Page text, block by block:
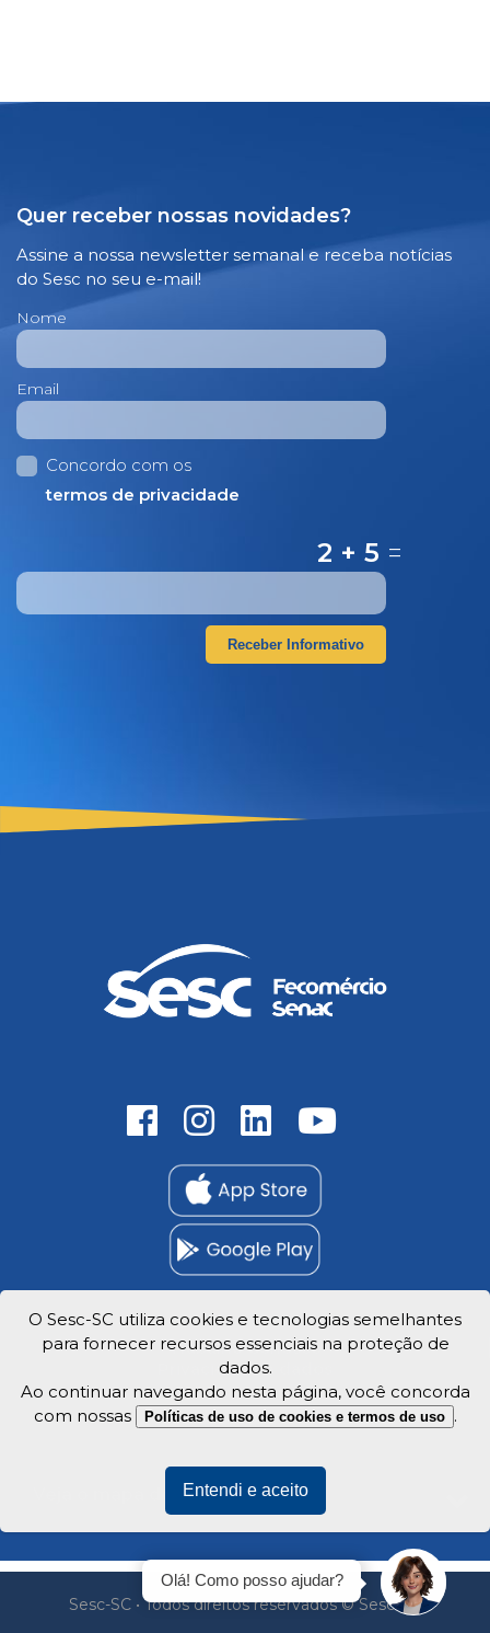
Quer receber nossas novidades?
Assine a nossa newsletter semanal e receba notícias
do Sesc no seu e-mail!
Nome
Email
Concordo com os
termos de privacidade
2 + 5 =
Receber Informativo
Trabalhe Conosco
Privacidade e dados
Veja o mapa do site
Sesc-SC • Todos direitos reservados © Sesc-SC
O Sesc-SC utiliza cookies e tecnologias semelhantes
para fornecer recursos essenciais na proteção de
dados.
Ao continuar navegando nesta página, você concorda
com nossas
Políticas de uso de cookies e termos de uso .
Entendi e aceito
Olá! Como posso ajudar?